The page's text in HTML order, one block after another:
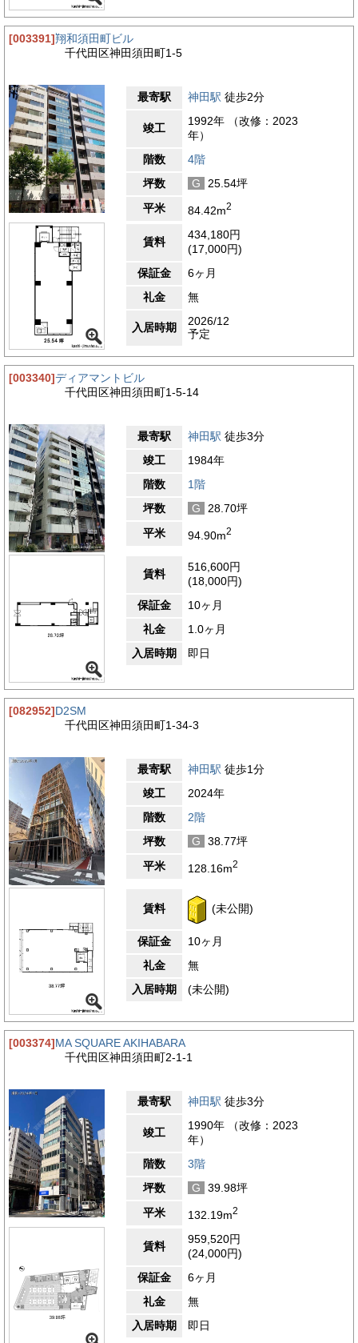
[003391]翔和須田町ビル
千代田区神田須田町1-5
最寄駅 神田駅 徒歩2分
竣工
1992年 （改修：2023
年）
階数
4階
坪数
G
25.54坪
平米
84.42m2
賃料
434,180円
(17,000円)
保証金
6ヶ月
礼金
無
入居時期
2026/12
予定
[003340]ディアマントビル
千代田区神田須田町1-5-14
最寄駅 神田駅 徒歩3分
竣工
1984年
階数
1階
坪数
G
28.70坪
平米
94.90m2
賃料
516,600円
(18,000円)
保証金
10ヶ月
礼金
1.0ヶ月
入居時期
即日
[082952]D2SM
千代田区神田須田町1-34-3
最寄駅 神田駅 徒歩1分
竣工
2024年
階数
2階
坪数
G
38.77坪
平米
128.16m2
賃料 (未公開)
保証金
10ヶ月
礼金
無
入居時期
(未公開)
[003374]MA SQUARE AKIHABARA
千代田区神田須田町2-1-1
最寄駅 神田駅 徒歩3分
竣工
1990年 （改修：2023
年）
階数
3階
坪数
G
39.98坪
平米
132.19m2
賃料
959,520円
(24,000円)
保証金
6ヶ月
礼金
無
入居時期
即日